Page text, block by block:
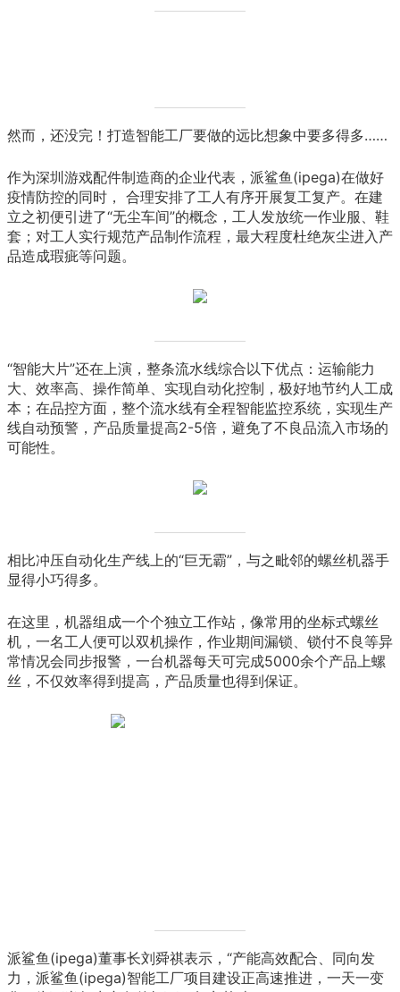
然而，还没完！打造智能工厂要做的远比想象中要多得多……
作为深圳游戏配件制造商的企业代表，派鲨鱼(ipega)在做好
疫情防控的同时， 合理安排了工人有序开展复工复产。在建
立之初便引进了“无尘车间”的概念，工人发放统一作业服、鞋
套；对工人实行规范产品制作流程，最大程度杜绝灰尘进入产
品造成瑕疵等问题。
“智能大片”还在上演，整条流水线综合以下优点：运输能力
大、效率高、操作简单、实现自动化控制，极好地节约人工成
本；在品控方面，整个流水线有全程智能监控系统，实现生产
线自动预警，产品质量提高2-5倍，避免了不良品流入市场的
可能性。
相比冲压自动化生产线上的“巨无霸”，与之毗邻的螺丝机器手
显得小巧得多。
在这里，机器组成一个个独立工作站，像常用的坐标式螺丝
机，一名工人便可以双机操作，作业期间漏锁、锁付不良等异
常情况会同步报警，一台机器每天可完成5000余个产品上螺
丝，不仅效率得到提高，产品质量也得到保证。
派鲨鱼(ipega)董事长刘舜祺表示，“产能高效配合、同向发
力，派鲨鱼(ipega)智能工厂项目建设正高速推进，一天一变